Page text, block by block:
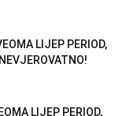
LIJEP PERIOD,
LIJEP PERIOD,